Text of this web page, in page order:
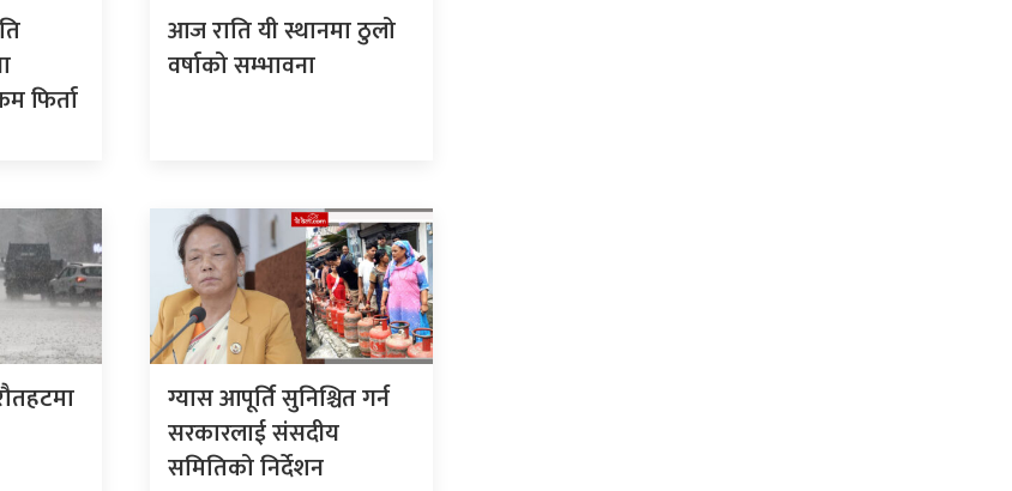
फिर्ता
आज राति यी स्थानमा ठुलो
वर्षाको सम्भावना
ग्यास आपूर्ति सुनिश्चित गर्न
सरकारलाई संसदीय
समितिको निर्देशन